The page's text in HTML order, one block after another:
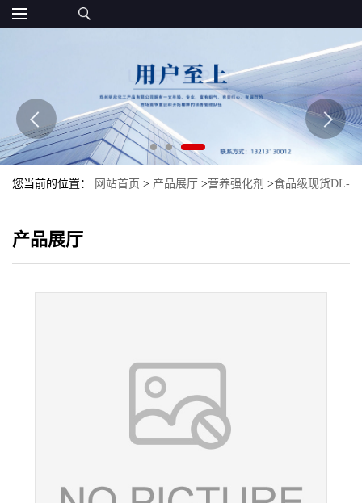
您当前的位置： 网站首页 > 产品展厅 >营养强化剂 >食品级现货DL-
产品展厅